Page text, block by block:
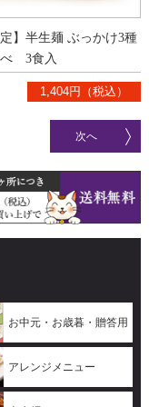
定】半生麺 ぶっかけ3種
べ 3食入
1,404円（税込）
次へ
お中元・お歳暮・贈答用
アレンジメニュー